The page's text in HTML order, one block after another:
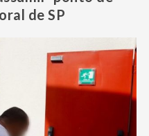
de SP